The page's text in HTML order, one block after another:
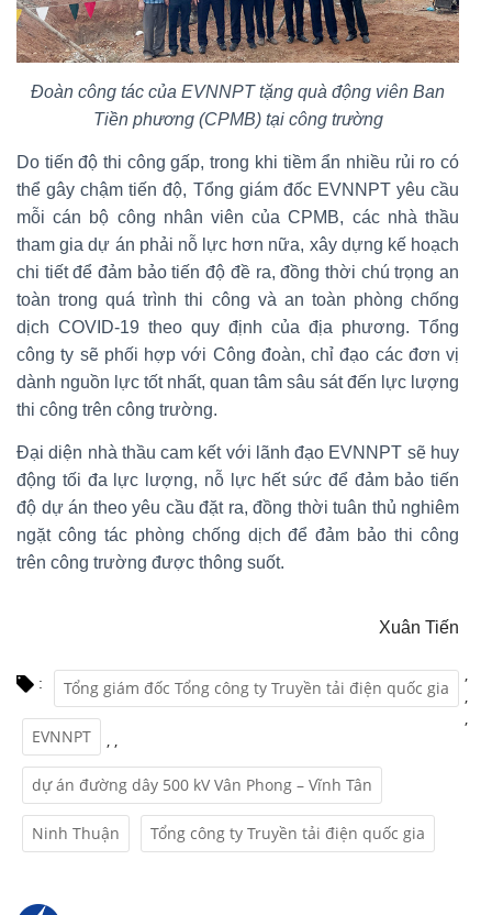
Đoàn công tác của EVNNPT tặng quà động viên Ban
Tiền phương (CPMB) tại công trường
Do tiến độ thi công gấp, trong khi tiềm ẩn nhiều rủi ro có
thể gây chậm tiến độ, Tổng giám đốc EVNNPT yêu cầu
mỗi cán bộ công nhân viên của CPMB, các nhà thầu
tham gia dự án phải nỗ lực hơn nữa, xây dựng kế hoạch
chi tiết để đảm bảo tiến độ đề ra, đồng thời chú trọng an
toàn trong quá trình thi công và an toàn phòng chống
dịch COVID-19 theo quy định của địa phương. Tổng
công ty sẽ phối hợp với Công đoàn, chỉ đạo các đơn vị
dành nguồn lực tốt nhất, quan tâm sâu sát đến lực lượng
thi công trên công trường.
Đại diện nhà thầu cam kết với lãnh đạo EVNNPT sẽ huy
động tối đa lực lượng, nỗ lực hết sức để đảm bảo tiến
độ dự án theo yêu cầu đặt ra, đồng thời tuân thủ nghiêm
ngặt công tác phòng chống dịch để đảm bảo thi công
trên công trường được thông suốt.
Xuân Tiến
: Tổng giám đốc Tổng công ty Truyền tải điện quốc gia
,
EVNNPT
,
dự án đường dây 500 kV Vân Phong – Vĩnh Tân
,
Ninh Thuận
,
Tổng công ty Truyền tải điện quốc gia
,